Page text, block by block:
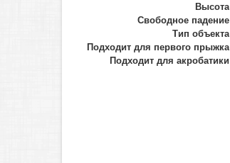
Высота
Свободное падение
Тип объекта
Подходит для первого прыжка
Подходит для акробатики